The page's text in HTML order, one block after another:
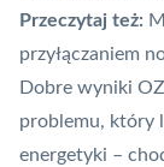
Przeczytaj też:
przyłączaniem
Dobre wyniki
problemu, który
energetyki –